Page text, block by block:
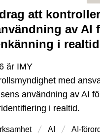
att
av AI
i realtid
är IMY
med
användning av AI
i realtid.
AI AI-